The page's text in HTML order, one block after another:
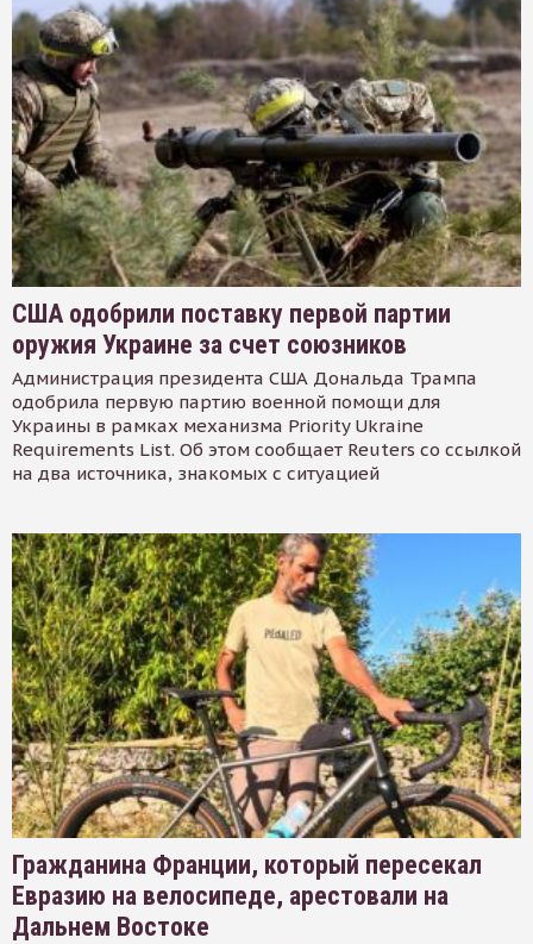
США одобрили поставку первой партии
оружия Украине за счет союзников
Администрация президента США Дональда Трампа
одобрила первую партию военной помощи для
Украины в рамках механизма Priority Ukraine
Requirements List. Об этом сообщает Reuters со ссылкой
на два источника, знакомых с ситуацией
Гражданина Франции, который пересекал
Евразию на велосипеде, арестовали на
Дальнем Востоке